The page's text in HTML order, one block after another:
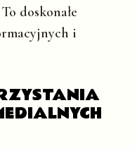
doskonałe
i